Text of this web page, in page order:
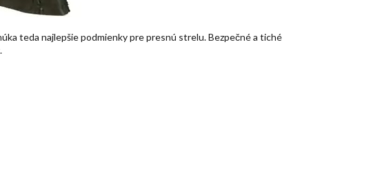
teda najlepšie podmienky pre presnú strelu. Bezpečné a tiché